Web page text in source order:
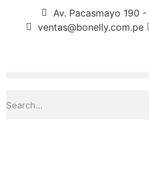
Av. Pacasmayo 190
ventas@bonelly.com.pe